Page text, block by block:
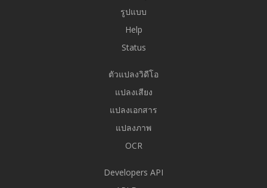
รูปแบบ
Help
Status
ตัวแปลงวิดีโอ
แปลงเสียง
แปลงเอกสาร
แปลงภาพ
OCR
Developers API